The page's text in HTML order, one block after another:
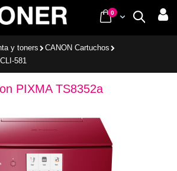
Buscar
Cart
0items
y toners
CANON Cartuchos
581
PIXMA TS8352a